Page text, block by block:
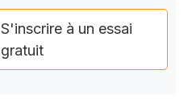
S'inscrire à un essai
gratuit